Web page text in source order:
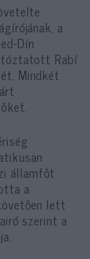
a
Dín
Rabí
Mindkét
államfőt
a
lett
szerint a